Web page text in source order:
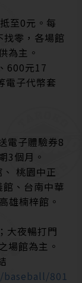
至0元。每
零，各場館
為主。
600元17
電子代幣套
電子體驗券8
3個月。
桃園中正
、台南中華
雄楠梓館。
大夜暢打門
場館為主。
801